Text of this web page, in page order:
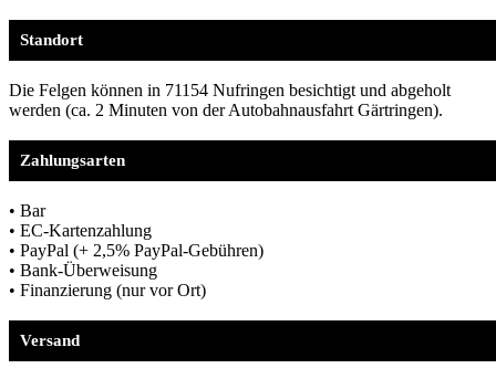
Standort
Die Felgen können in 71154 Nufringen besichtigt und abgeholt
werden (ca. 2 Minuten von der Autobahnausfahrt Gärtringen).
Zahlungsarten
• Bar
• EC-Kartenzahlung
• PayPal (+ 2,5% PayPal-Gebühren)
• Bank-Überweisung
• Finanzierung (nur vor Ort)
Versand